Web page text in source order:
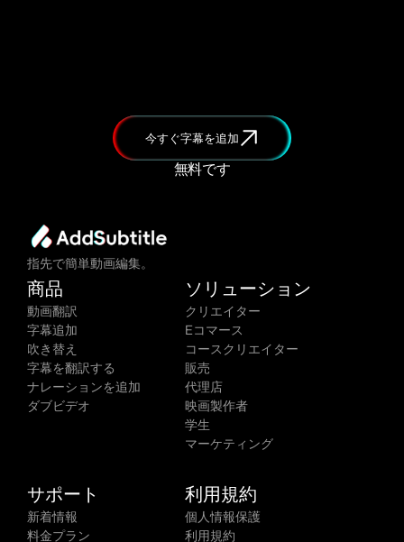
今すぐ字幕を追加
無料です
指先で簡単動画編集。
商品
動画翻訳
字幕追加
吹き替え
字幕を翻訳する
ナレーションを追加
ダブビデオ
ソリューション
クリエイター
Eコマース
コースクリエイター
販売
代理店
映画製作者
学生
マーケティング
サポート
新着情報
料金プラン
利用規約
個人情報保護
利用規約